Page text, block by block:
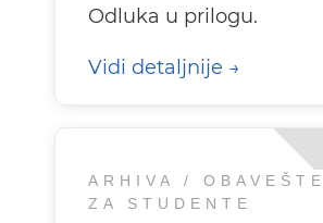
Odluka u prilogu.
Vidi detaljnije
ARHIVA /
ZA STUDENTE